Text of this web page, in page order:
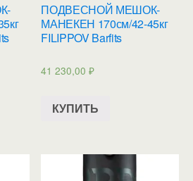
ПОДВЕСНОЙ МЕШОК-
МАНЕКЕН 170см/42-45кг
FILIPPOV Barfits
41 230,00₽
КУПИТЬ